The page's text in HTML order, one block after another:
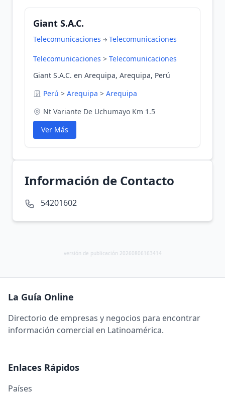
Giant S.A.C.
Telecomunicaciones Telecomunicaciones
Telecomunicaciones > Telecomunicaciones
Giant S.A.C. en Arequipa, Arequipa, Perú
Perú > Arequipa > Arequipa
Nt Variante De Uchumayo Km 1.5
Ver Más
Información de Contacto
54201602
versión de publicación 20260806163414
La Guía Online
Directorio de empresas y negocios para encontrar
información comercial en Latinoamérica.
Enlaces Rápidos
Países